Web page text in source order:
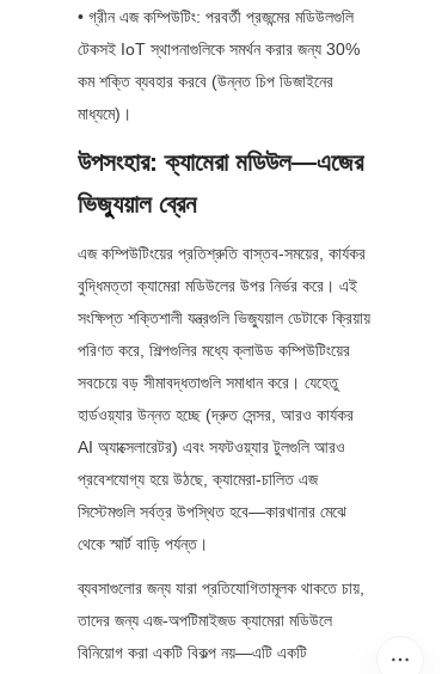
• গ্রীন এজ কম্পিউটিং: পরবর্তী প্রজন্মের মডিউলগুলি
টেকসই IoT স্থাপনাগুলিকে সমর্থন করার জন্য 30%
কম শক্তি ব্যবহার করবে (উন্নত চিপ ডিজাইনের
মাধ্যমে)।
উপসংহার: ক্যামেরা মডিউল—এজের
ভিজ্যুয়াল ব্রেন
এজ কম্পিউটিংয়ের প্রতিশ্রুতি বাস্তব-সময়ের, কার্যকর
বুদ্ধিমত্তা ক্যামেরা মডিউলের উপর নির্ভর করে। এই
সংক্ষিপ্ত শক্তিশালী যন্ত্রগুলি ভিজ্যুয়াল ডেটাকে ক্রিয়ায়
পরিণত করে, শিল্পগুলির মধ্যে ক্লাউড কম্পিউটিংয়ের
সবচেয়ে বড় সীমাবদ্ধতাগুলি সমাধান করে। যেহেতু
হার্ডওয়্যার উন্নত হচ্ছে (দ্রুত সেন্সর, আরও কার্যকর
AI অ্যাক্সেলারেটর) এবং সফটওয়্যার টুলগুলি আরও
প্রবেশযোগ্য হয়ে উঠছে, ক্যামেরা-চালিত এজ
সিস্টেমগুলি সর্বত্র উপস্থিত হবে—কারখানার মেঝে
থেকে স্মার্ট বাড়ি পর্যন্ত।
ব্যবসাগুলোর জন্য যারা প্রতিযোগিতামূলক থাকতে চায়,
তাদের জন্য এজ-অপটিমাইজড ক্যামেরা মডিউলে
বিনিয়োগ করা একটি বিকল্প নয়—এটি একটি